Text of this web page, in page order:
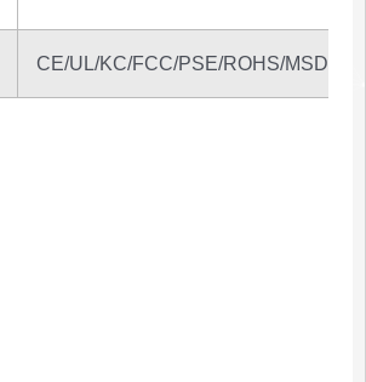
CE/UL/KC/FCC/PSE/ROHS/MSDS/